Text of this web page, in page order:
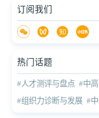
订阅我们
热门话题
#人才测评与盘点 #中
#组织力诊断与发展 #